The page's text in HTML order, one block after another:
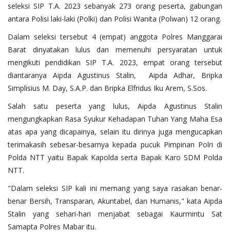
seleksi SIP T.A. 2023 sebanyak 273 orang peserta, gabungan
antara Polisi laki-laki (Polki) dan Polisi Wanita (Polwan) 12 orang.
Dalam seleksi tersebut 4 (empat) anggota Polres Manggarai
Barat dinyatakan lulus dan memenuhi persyaratan untuk
mengikuti pendidikan SIP T.A. 2023, empat orang tersebut
diantaranya Aipda Agustinus Stalin, Aipda Adhar, Bripka
Simplisius M. Day, S.A.P. dan Bripka Elfridus Iku Arem, S.Sos.
Salah satu peserta yang lulus, Aipda Agustinus Stalin
mengungkapkan Rasa Syukur Kehadapan Tuhan Yang Maha Esa
atas apa yang dicapainya, selain itu dirinya juga mengucapkan
terimakasih sebesar-besarnya kepada pucuk Pimpinan Polri di
Polda NTT yaitu Bapak Kapolda serta Bapak Karo SDM Polda
NTT.
"Dalam seleksi SIP kali ini memang yang saya rasakan benar-
benar Bersih, Transparan, Akuntabel, dan Humanis," kata Aipda
Stalin yang sehari-hari menjabat sebagai Kaurmintu Sat
Samapta Polres Mabar itu.